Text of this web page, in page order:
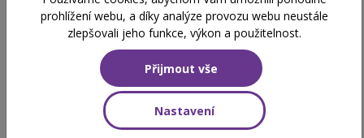
šablony
Slovní hodnocení (webinář)
Hodinová dotace
8 vyučovacích hodin
Obsah školení
prohlížení webu, a díky analýze provozu webu neustále
zlepšovali jeho funkce, výkon a použitelnost.
Přijmout vše
Nastavení